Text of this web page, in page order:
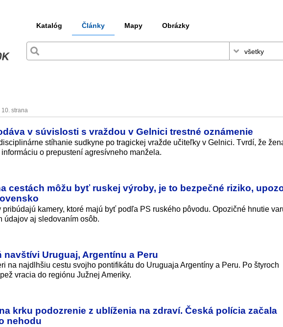
Katalóg Články Mapy Obrázky
10. strana
v súvislosti s vraždou v Gelnici trestné oznámenie
stíhanie sudkyne po tragickej vražde učiteľky v Gelnici. Tvrdí, že
o prepustení agresívneho manžela.
cestách môžu byť ruskej výroby, je to bezpečné riziko,
pribúdajú kamery, ktoré majú byť podľa PS ruského pôvodu. Opozičné hnutie
údajov aj sledovaním osôb.
navštívi Uruguaj, Argentínu a Peru
na najdlhšiu cestu svojho pontifikátu do Uruguaja Argentíny a Peru. Po štyroch
vracia do regiónu Južnej Ameriky.
krku podozrenie z ublíženia na zdraví. Česká polícia začala
nehodu